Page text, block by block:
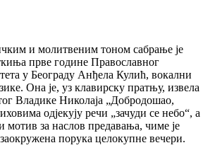
и молитвеним тоном сабрање је
прве године Православног
у Београду Анђела Кулић, вокални
Она је, уз клавирску пратњу, извела
Владике Николаја „Добродошао,
одјекују речи „зачуди се небо“, а
мотив за наслов предавања, чиме је
порука целокупне вечери.